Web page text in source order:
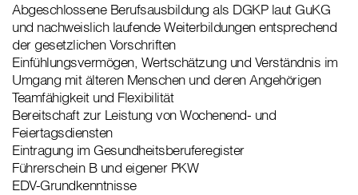
Abgeschlossene Berufsausbildung als DGKP laut GuKG
und nachweislich laufende Weiterbildungen entsprechend
der gesetzlichen Vorschriften
Einfühlungsvermögen, Wertschätzung und Verständnis im
Umgang mit älteren Menschen und deren Angehörigen
Teamfähigkeit und Flexibilität
Bereitschaft zur Leistung von Wochenend- und
Feiertagsdiensten
Eintragung im Gesundheitsberuferegister
Führerschein B und eigener PKW
EDV-Grundkenntnisse